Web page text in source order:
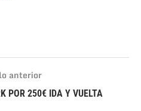
anterior
POR 250€ IDA Y VUELTA